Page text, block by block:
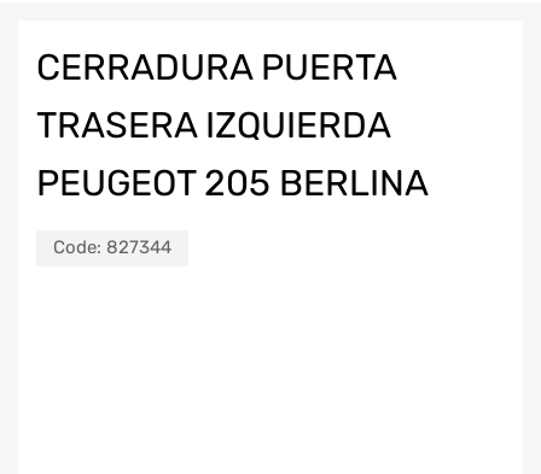
CERRADURA PUERTA
TRASERA IZQUIERDA
PEUGEOT 205 BERLINA
Code: 827344